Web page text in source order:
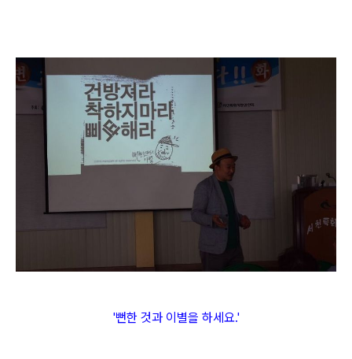
'뻔한 것과 이별을 하세요.'